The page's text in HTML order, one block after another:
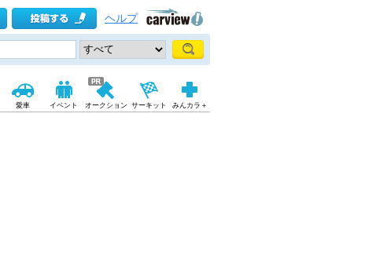
ヘルプ
愛車 イベント オークション サーキット みんカラ＋